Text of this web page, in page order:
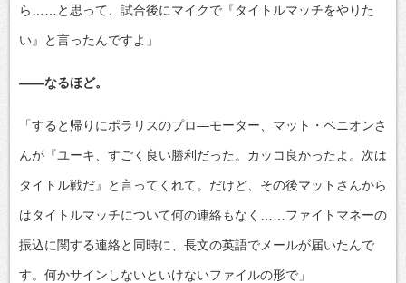
ら……と思って、試合後にマイクで『タイトルマッチをやりた
い』と言ったんですよ」
――なるほど。
「すると帰りにポラリスのプロ―モーター、マット・ベニオンさ
んが『ユーキ、すごく良い勝利だった。カッコ良かったよ。次は
タイトル戦だ』と言ってくれて。だけど、その後マットさんから
はタイトルマッチについて何の連絡もなく……ファイトマネーの
振込に関する連絡と同時に、長文の英語でメールが届いたんで
す。何かサインしないといけないファイルの形で」